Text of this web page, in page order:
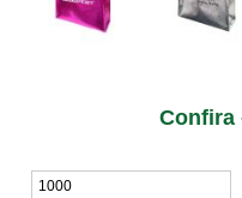
Confira